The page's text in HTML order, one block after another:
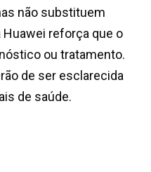
não substituem
Huawei reforça que o
ou tratamento.
de ser esclarecida
de saúde.